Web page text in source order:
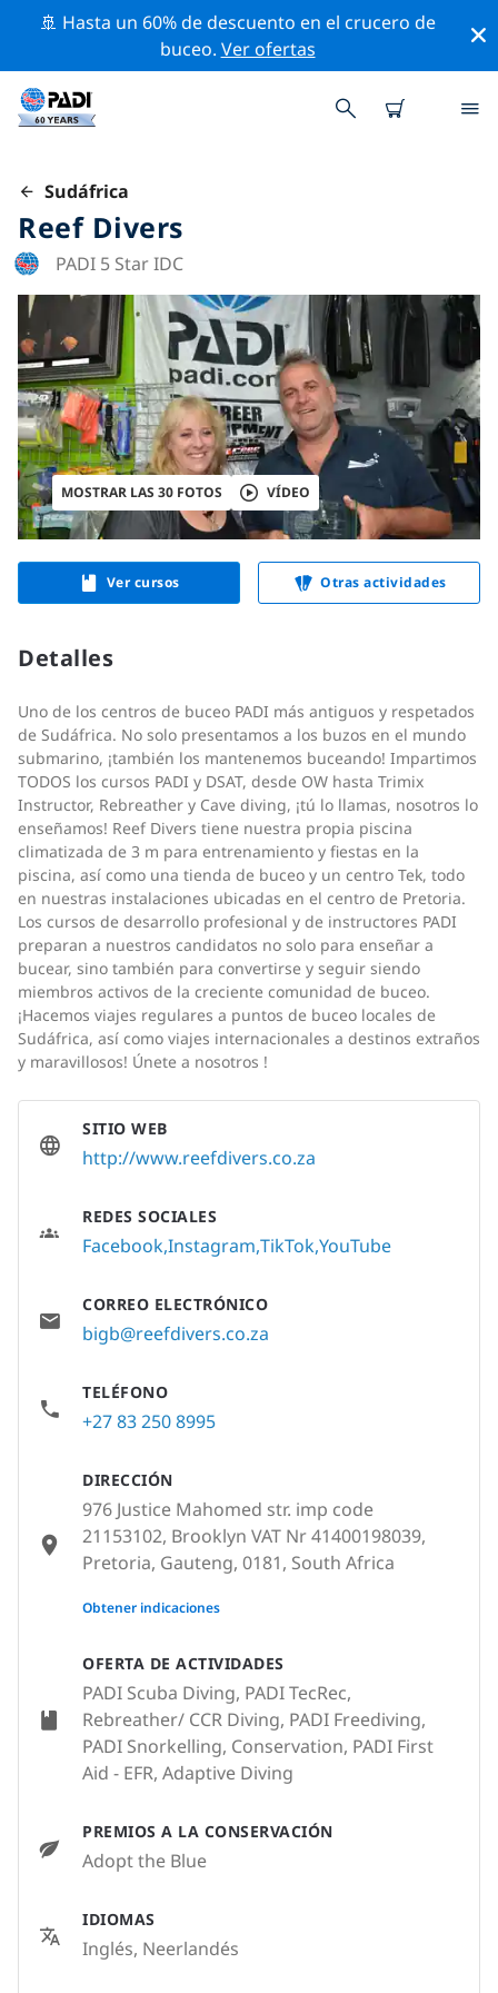
🚢 Hasta un 60% de descuento en el crucero de
buceo. Ver ofertas
Sudáfrica
Reef Divers
PADI 5 Star IDC
MOSTRAR LAS 30 FOTOS VÍDEO
Ver cursos Otras actividades
Detalles
Uno de los centros de buceo PADI más antiguos y respetados
de Sudáfrica. No solo presentamos a los buzos en el mundo
submarino, ¡también los mantenemos buceando! Impartimos
TODOS los cursos PADI y DSAT, desde OW hasta Trimix
Instructor, Rebreather y Cave diving, ¡tú lo llamas, nosotros lo
enseñamos! Reef Divers tiene nuestra propia piscina
climatizada de 3 m para entrenamiento y fiestas en la
piscina, así como una tienda de buceo y un centro Tek, todo
en nuestras instalaciones ubicadas en el centro de Pretoria.
Los cursos de desarrollo profesional y de instructores PADI
preparan a nuestros candidatos no solo para enseñar a
bucear, sino también para convertirse y seguir siendo
miembros activos de la creciente comunidad de buceo.
¡Hacemos viajes regulares a puntos de buceo locales de
Sudáfrica, así como viajes internacionales a destinos extraños
y maravillosos! Únete a nosotros !
OFERTA DE ACTIVIDADES
PADI Scuba Diving, PADI TecRec,
Rebreather/ CCR Diving, PADI Freediving,
PADI Snorkelling, Conservation, PADI First
Aid - EFR, Adaptive Diving
PREMIOS A LA CONSERVACIÓN
Adopt the Blue
IDIOMAS
Inglés, Neerlandés
SITIO WEB
http://www.reefdivers.co.za
REDES SOCIALES
FacebookInstagram TikTokYouTube
CORREO ELECTRÓNICO
bigb@reefdivers.co.za
TELÉFONO
+27 83 250 8995
DIRECCIÓN
976 Justice Mahomed str. imp code
21153102, Brooklyn VAT Nr 41400198039,
Pretoria, Gauteng, 0181, South Africa
None
Obtener indicaciones